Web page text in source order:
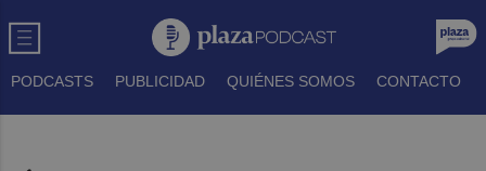
PODCASTS PUBLICIDAD QUIÉNES SOMOS CONTACTO